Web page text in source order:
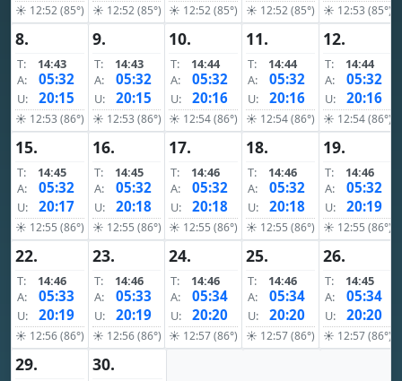
☀ 12:52 (85°) ☀ 12:52 (85°) ☀ 12:52 (85°) ☀ 12:52 (85°) ☀ 12:53 (85°)
8.
T:
14:43
A:
05:32
U: 20:15
☀ 12:53 (86°)
9.
T:
14:43
A:
05:32
U: 20:15
☀ 12:53 (86°)
10.
T:
14:44
A:
05:32
U: 20:16
☀ 12:54 (86°)
11.
T:
14:44
A:
05:32
U: 20:16
☀ 12:54 (86°)
12.
T:
14:44
A:
05:32
U: 20:16
☀ 12:54 (86°)
15.
T:
14:45
A:
05:32
U: 20:17
☀ 12:55 (86°)
16.
T:
14:45
A:
05:32
U: 20:18
☀ 12:55 (86°)
17.
T:
14:46
A:
05:32
U: 20:18
☀ 12:55 (86°)
18.
T:
14:46
A:
05:32
U: 20:18
☀ 12:55 (86°)
19.
T:
14:46
A:
05:32
U: 20:19
☀ 12:55 (86°)
22.
T:
14:46
A:
05:33
U: 20:19
☀ 12:56 (86°)
23.
T:
14:46
A:
05:33
U: 20:19
☀ 12:56 (86°)
24.
T:
14:46
A:
05:34
U: 20:20
☀ 12:57 (86°)
25.
T:
14:46
A:
05:34
U: 20:20
☀ 12:57 (86°)
26.
T:
14:45
A:
05:34
U: 20:20
☀ 12:57 (86°)
29. 30.